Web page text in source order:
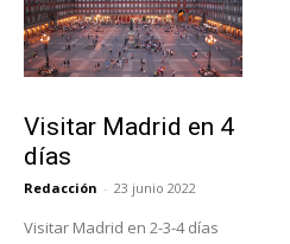
Visitar Madrid en 4
días
Redacción - 23 junio 2022
Visitar Madrid en 2-3-4 días